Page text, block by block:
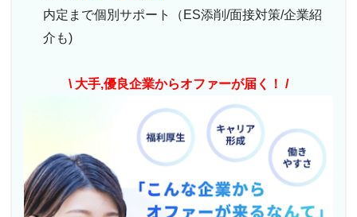
内定まで個別サポート（ES添削/面接対策/企業紹
介も)
\ 大手,優良企業からオファーが届く！ /